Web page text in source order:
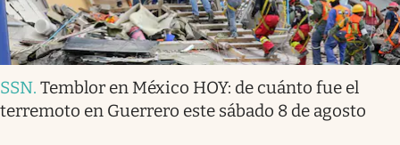
SSN. Temblor en México HOY: de cuánto fue el
terremoto en Guerrero este sábado 8 de agosto